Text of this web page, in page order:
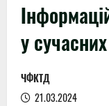
у
ЧФКТД
21.03.2024